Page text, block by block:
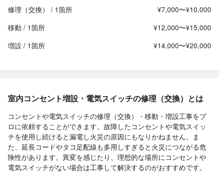
修理（交換） / 1箇所
¥7,000〜¥10,000
移動 / 1箇所
¥12,000〜¥15,000
増設 / 1箇所
¥14,000〜¥20,000
室内コンセント増設・電気スイッチの修理（交換）とは
コンセントや電気スイッチの修理（交換）・移動・増設工事をプ
ロに依頼することができます。故障したコンセントや電気スイッ
チを使用し続けると漏電し火災の原因にもなりかねません。ま
た、延長コードやタコ足配線も多用しすぎると火災につながる危
険性があります。異変を感じたり、理想的な場所にコンセントや
電気スイッチがない場合は工事して解決するのがおすすめです。